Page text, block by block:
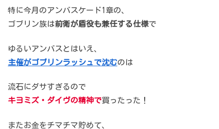
特に今月のアンバスケード1章の、
ゴブリン族は前衛が盾役も兼任する仕様で
ゆるいアンバスとはいえ、
主催がゴブリンラッシュで沈むのは
流石にダサすぎるので
キヨミズ・ダイヴの精神で買ったった！
またお金をチマチマ貯めて、